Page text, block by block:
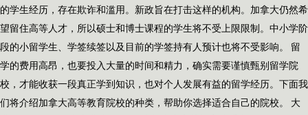
的学生经历，存在欺诈和滥用。新政旨在打击这样的机构。加拿大仍然希
望留住高等人才，所以硕士和博士课程的学生将不受上限限制。中小学阶
段的小留学生、学签续签以及目前的学签持有人预计也将不受影响。 留
学的费用高昂，也要投入大量的时间和精力，确实需要谨慎甄别留学院
校，才能收获一段真正学到知识，也对个人发展有益的留学经历。下面我
们将介绍加拿大高等教育院校的种类，帮助你选择适合自己的院校。 大